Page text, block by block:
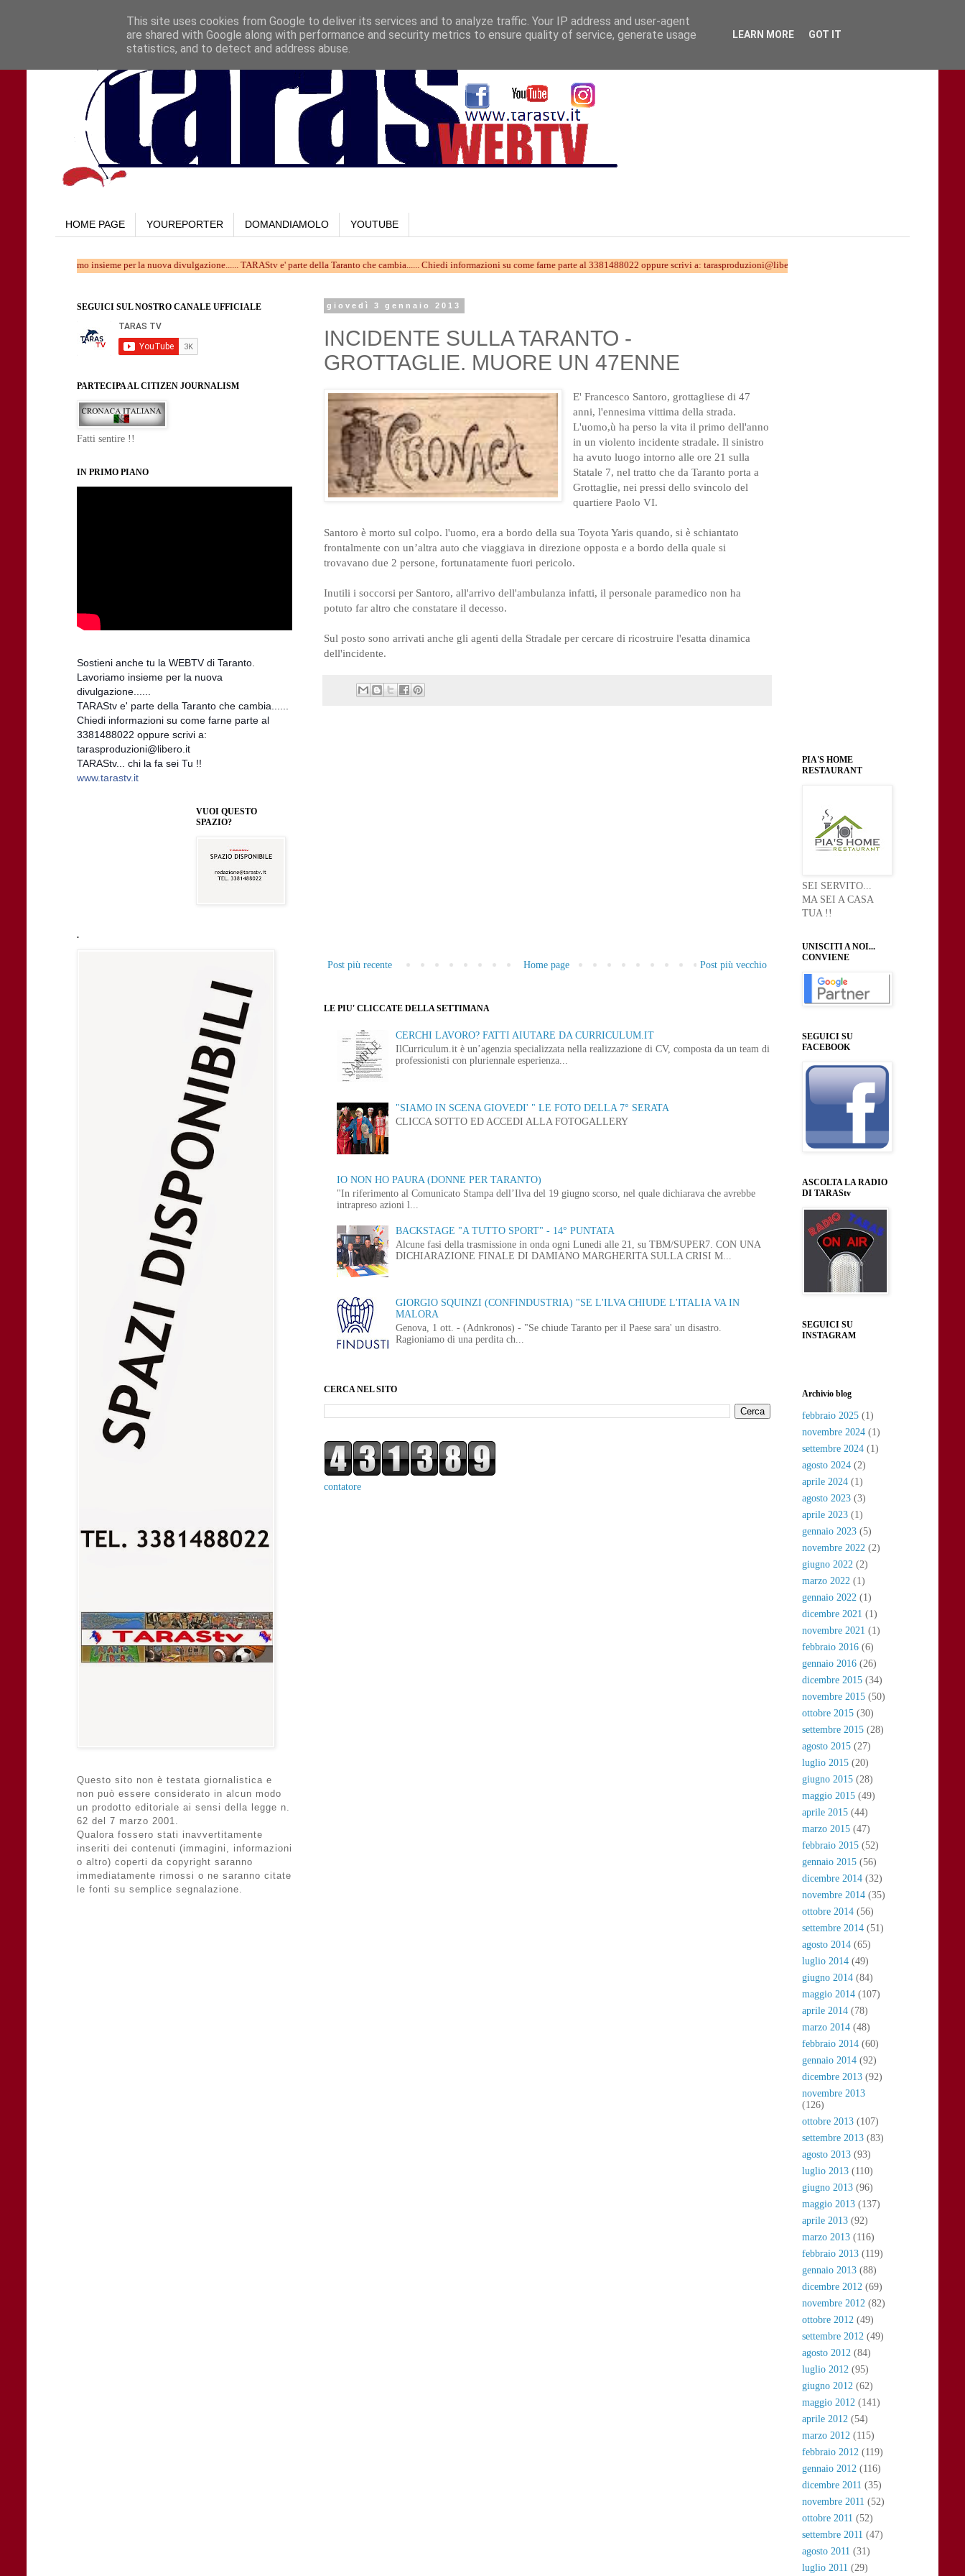
HOME PAGE YOUREPORTER DOMANDIAMOLO YOUTUBE
Lavoriamo insieme per la nuova divulgazione...... TARAStv e' parte della Taranto che cambia...... Chiedi informazioni su come farne parte al 3381488022 oppure scrivi a: tarasproduzioni@libero.it TARAStv... chi la fa sei Tu !!
giovedì 3 gennaio 2013
INCIDENTE SULLA TARANTO -
GROTTAGLIE. MUORE UN 47ENNE
E' Francesco Santoro, grottagliese di 47
anni, l'ennesima vittima della strada.
L'uomo,ù ha perso la vita il primo dell'anno
in un violento incidente stradale. Il sinistro
ha avuto luogo intorno alle ore 21 sulla
Statale 7, nel tratto che da Taranto porta a
Grottaglie, nei pressi dello svincolo del
quartiere Paolo VI.
Santoro è morto sul colpo. l'uomo, era a bordo della sua Toyota Yaris quando, si è schiantato
frontalmente con un’altra auto che viaggiava in direzione opposta e a bordo della quale si
trovavano due 2 persone, fortunatamente fuori pericolo.
Inutili i soccorsi per Santoro, all'arrivo dell'ambulanza infatti, il personale paramedico non ha
potuto far altro che constatare il decesso.
Sul posto sono arrivati anche gli agenti della Stradale per cercare di ricostruire l'esatta dinamica
dell'incidente.
Post più recente Post più vecchio
Home page
LE PIU' CLICCATE DELLA SETTIMANA
CERCHI LAVORO? FATTI AIUTARE DA CURRICULUM.IT
IlCurriculum.it è un’agenzia specializzata nella realizzazione di CV, composta da un team di
professionisti con pluriennale esperienza...
"SIAMO IN SCENA GIOVEDI' " LE FOTO DELLA 7° SERATA
CLICCA SOTTO ED ACCEDI ALLA FOTOGALLERY
IO NON HO PAURA (DONNE PER TARANTO)
"In riferimento al Comunicato Stampa dell’Ilva del 19 giugno scorso, nel quale dichiarava che avrebbe
intrapreso azioni l...
BACKSTAGE "A TUTTO SPORT" - 14° PUNTATA
Alcune fasi della trasmissione in onda ogni Lunedi alle 21, su TBM/SUPER7. CON UNA
DICHIARAZIONE FINALE DI DAMIANO MARGHERITA SULLA CRISI M...
GIORGIO SQUINZI (CONFINDUSTRIA) "SE L'ILVA CHIUDE L'ITALIA VA IN
MALORA
Genova, 1 ott. - (Adnkronos) - "Se chiude Taranto per il Paese sara' un disastro.
Ragioniamo di una perdita ch...
CERCA NEL SITO
contatore
SEGUICI SUL NOSTRO CANALE UFFICIALE
PARTECIPA AL CITIZEN JOURNALISM
Fatti sentire !!
IN PRIMO PIANO
Sostieni anche tu la WEBTV di Taranto.
Lavoriamo insieme per la nuova
divulgazione......
TARAStv e' parte della Taranto che cambia......
Chiedi informazioni su come farne parte al
3381488022 oppure scrivi a:
tarasproduzioni@libero.it
TARAStv... chi la fa sei Tu !!
www.tarastv.it
VUOI QUESTO
SPAZIO?
.
Questo sito non è testata giornalistica e
non può essere considerato in alcun modo
un prodotto editoriale ai sensi della legge n.
62 del 7 marzo 2001.
Qualora fossero stati inavvertitamente
inseriti dei contenuti (immagini, informazioni
o altro) coperti da copyright saranno
immediatamente rimossi o ne saranno citate
le fonti su semplice segnalazione.
PIA'S HOME
RESTAURANT
SEI SERVITO...
MA SEI A CASA
TUA !!
UNISCITI A NOI...
CONVIENE
SEGUICI SU
FACEBOOK
ASCOLTA LA RADIO
DI TARAStv
SEGUICI SU
INSTAGRAM
Archivio blog
febbraio 2025 (1)
novembre 2024 (1)
settembre 2024 (1)
agosto 2024 (2)
aprile 2024 (1)
agosto 2023 (3)
aprile 2023 (1)
gennaio 2023 (5)
novembre 2022 (2)
giugno 2022 (2)
marzo 2022 (1)
gennaio 2022 (1)
dicembre 2021 (1)
novembre 2021 (1)
febbraio 2016 (6)
gennaio 2016 (26)
dicembre 2015 (34)
novembre 2015 (50)
ottobre 2015 (30)
settembre 2015 (28)
agosto 2015 (27)
luglio 2015 (20)
giugno 2015 (28)
maggio 2015 (49)
aprile 2015 (44)
marzo 2015 (47)
febbraio 2015 (52)
gennaio 2015 (56)
dicembre 2014 (32)
novembre 2014 (35)
ottobre 2014 (56)
settembre 2014 (51)
agosto 2014 (65)
luglio 2014 (49)
giugno 2014 (84)
maggio 2014 (107)
aprile 2014 (78)
marzo 2014 (48)
febbraio 2014 (60)
gennaio 2014 (92)
dicembre 2013 (92)
novembre 2013
(126)
ottobre 2013 (107)
settembre 2013 (83)
agosto 2013 (93)
luglio 2013 (110)
giugno 2013 (96)
maggio 2013 (137)
aprile 2013 (92)
marzo 2013 (116)
febbraio 2013 (119)
gennaio 2013 (88)
dicembre 2012 (69)
novembre 2012 (82)
ottobre 2012 (49)
settembre 2012 (49)
agosto 2012 (84)
luglio 2012 (95)
giugno 2012 (62)
maggio 2012 (141)
aprile 2012 (54)
marzo 2012 (115)
febbraio 2012 (119)
gennaio 2012 (116)
dicembre 2011 (35)
novembre 2011 (52)
ottobre 2011 (52)
settembre 2011 (47)
agosto 2011 (31)
luglio 2011 (29)
This site uses cookies from Google to deliver its services and to analyze traffic. Your IP address and user-agent
are shared with Google along with performance and security metrics to ensure quality of service, generate usage
statistics, and to detect and address abuse.
LEARN MORE GOT IT